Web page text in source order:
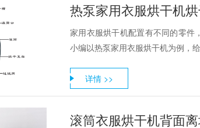
热泵家用衣服烘干机
家用衣服烘干机配置有不同的零件
小编以热泵家用衣服烘干机为例，
详情 >>
滚筒衣服烘干机背面